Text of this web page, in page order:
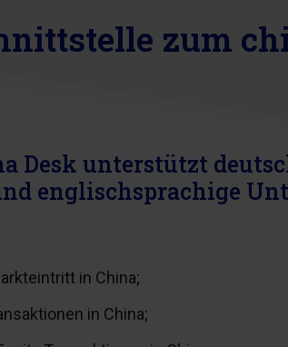
zum
Desk unterstützt
englischsprachige
in China;
in China;